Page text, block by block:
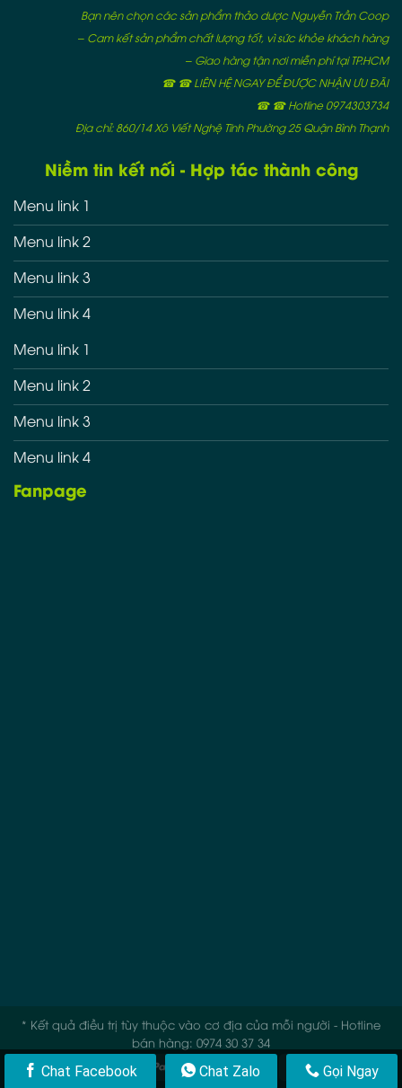
Bạn nên chọn các sản phẩm thảo dược Nguyễn Trần Coop
– Cam kết sản phẩm chất lượng tốt, vì sức khỏe khách hàng
– Giao hàng tận nơi miễn phí tại TP.HCM
☎ ☎ LIÊN HỆ NGAY ĐỂ ĐƯỢC NHẬN ƯU ĐÃI
☎ ☎ Hotline 0974303734
Địa chỉ: 860/14 Xô Viết Nghệ Tĩnh Phường 25 Quận Bình Thạnh
Niềm tin kết nối - Hợp tác thành công
Menu link 1
Menu link 2
Menu link 3
Menu link 4
Menu link 1
Menu link 2
Menu link 3
Menu link 4
Fanpage
* Kết quả điều trị tùy thuộc vào cơ địa của mỗi người - Hotline
bán hàng: 0974 30 37 34
Chat Facebook Chat Zalo Gọi Ngay